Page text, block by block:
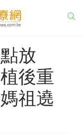
放
後重
祖遶